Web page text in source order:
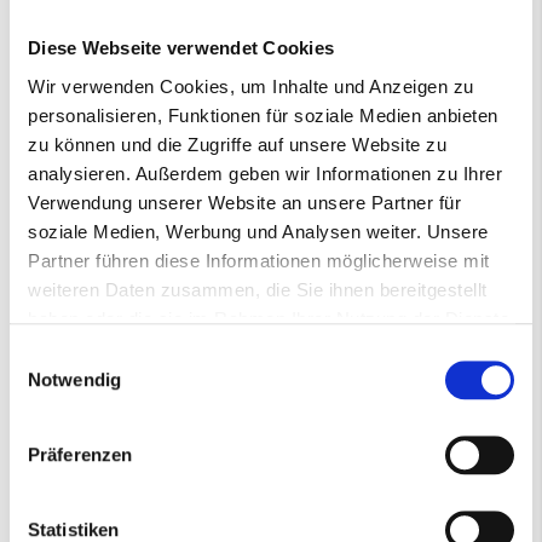
Diese Webseite verwendet Cookies
Wir verwenden Cookies, um Inhalte und Anzeigen zu
personalisieren, Funktionen für soziale Medien anbieten
zu können und die Zugriffe auf unsere Website zu
analysieren. Außerdem geben wir Informationen zu Ihrer
Verwendung unserer Website an unsere Partner für
soziale Medien, Werbung und Analysen weiter. Unsere
Partner führen diese Informationen möglicherweise mit
weiteren Daten zusammen, die Sie ihnen bereitgestellt
Notwendig
Präferenzen
Statistiken
Vlies Rollenware 3M™ WR-RL Scotch-Brite™
100mm*10m S-super fine
55,46 €
Exkl. 19% Steuern, exkl. Versandkosten